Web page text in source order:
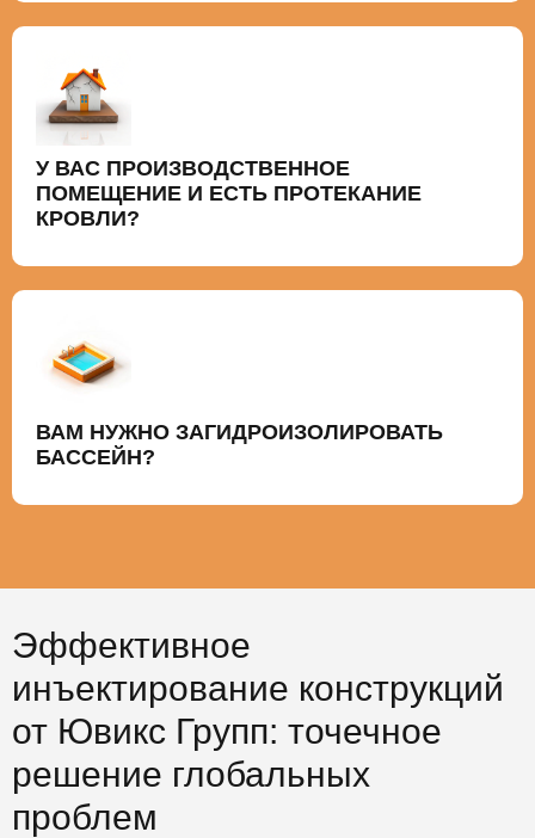
У ВАС ПРОИЗВОДСТВЕННОЕ
ПОМЕЩЕНИЕ И ЕСТЬ ПРОТЕКАНИЕ
КРОВЛИ?
ВАМ НУЖНО ЗАГИДРОИЗОЛИРОВАТЬ
БАССЕЙН?
Эффективное
инъектирование конструкций
от Ювикс Групп: точечное
решение глобальных
проблем